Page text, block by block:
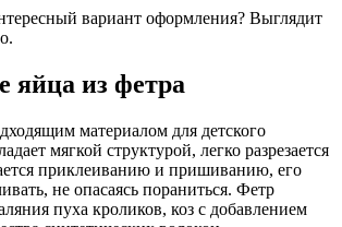
вариант оформления? Выглядит
яйца из фетра
материалом для детского
мягкой структурой, легко разрезается
приклеиванию и пришиванию, его
не опасаясь пораниться. Фетр
пуха кроликов, коз с добавлением